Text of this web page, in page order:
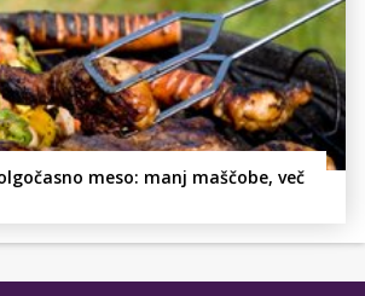
meso: manj maščobe, več